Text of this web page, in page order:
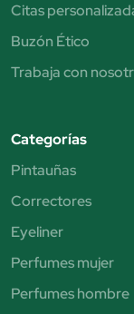
Citas
Buzón Ético
Trabaja con
Categorías
Pintauñas
Correctores
Eyeliner
Perfumes mujer
Perfumes hombre